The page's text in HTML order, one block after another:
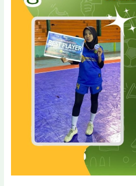
Futsal
Sragen